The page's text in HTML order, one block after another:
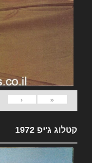
«
‹
קטלוג ג'יפ 1972